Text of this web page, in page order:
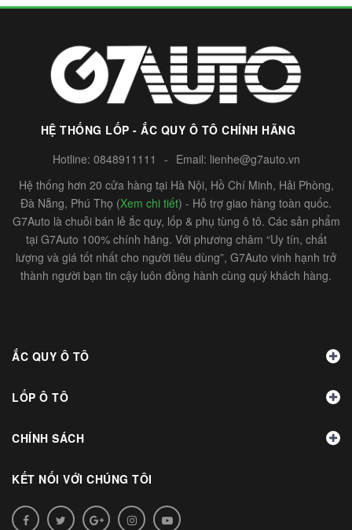
HỆ THỐNG LỐP - ẮC QUY Ô TÔ CHÍNH HÃNG
Hotline: 0848911111 - Email: lienhe@g7auto.vn
Hệ thống hơn 20 cửa hàng tại Hà Nội, Hồ Chí Minh, Hải Phòng,
Đà Nẵng, Phú Thọ (Xem chi tiết) - Hỗ trợ giao hàng toàn quốc.
G7Auto là chuỗi bán lẻ ắc quy, lốp & phụ tùng ô tô. Các sản phẩm
tại G7Auto 100% chính hãng. Với phương châm “Uy tín, chất
lượng và giá tốt nhất cho người tiêu dùng”, G7Auto vinh hạnh trở
thành người bạn tin cậy luôn đồng hành cùng quý khách hàng.
ẮC QUY Ô TÔ
LỐP Ô TÔ
CHÍNH SÁCH
KẾT NỐI VỚI CHÚNG TÔI